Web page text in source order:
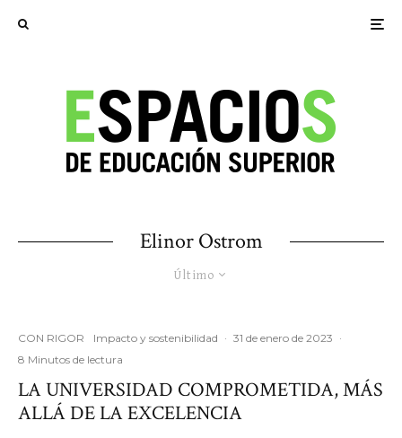
Elinor Ostrom
Último
CON RIGOR Impacto y sostenibilidad · 31 de enero de 2023 ·
8 Minutos de lectura
LA UNIVERSIDAD COMPROMETIDA, MÁS
ALLÁ DE LA EXCELENCIA